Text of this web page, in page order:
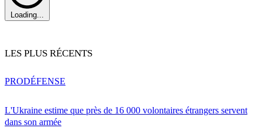
Loading...
LES PLUS RÉCENTS
L'Ukraine estime que près de 16 000 volontaires étrangers servent
dans son armée
PRODÉFENSE